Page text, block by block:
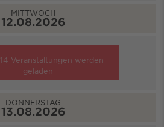
MITTWOCH
12.08.2026
14 Veranstaltungen werden
geladen
DONNERSTAG
13.08.2026